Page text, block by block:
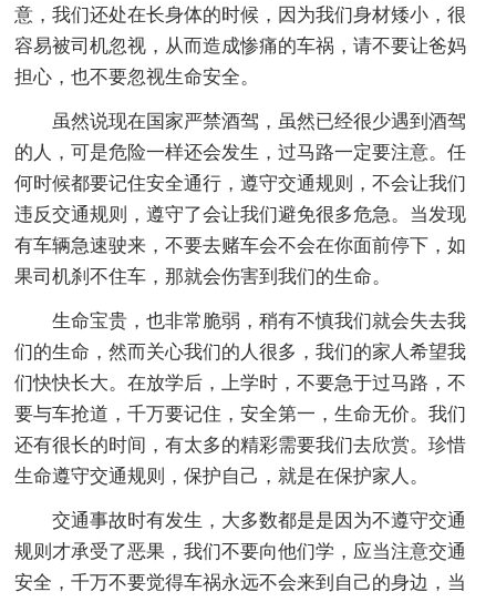
意，我们还处在长身体的时候，因为我们身材矮小，很
容易被司机忽视，从而造成惨痛的车祸，请不要让爸妈
担心，也不要忽视生命安全。
虽然说现在国家严禁酒驾，虽然已经很少遇到酒驾
的人，可是危险一样还会发生，过马路一定要注意。任
何时候都要记住安全通行，遵守交通规则，不会让我们
违反交通规则，遵守了会让我们避免很多危急。当发现
有车辆急速驶来，不要去赌车会不会在你面前停下，如
果司机刹不住车，那就会伤害到我们的生命。
生命宝贵，也非常脆弱，稍有不慎我们就会失去我
们的生命，然而关心我们的人很多，我们的家人希望我
们快快长大。在放学后，上学时，不要急于过马路，不
要与车抢道，千万要记住，安全第一，生命无价。我们
还有很长的时间，有太多的精彩需要我们去欣赏。珍惜
生命遵守交通规则，保护自己，就是在保护家人。
交通事故时有发生，大多数都是是因为不遵守交通
规则才承受了恶果，我们不要向他们学，应当注意交通
安全，千万不要觉得车祸永远不会来到自己的身边，当